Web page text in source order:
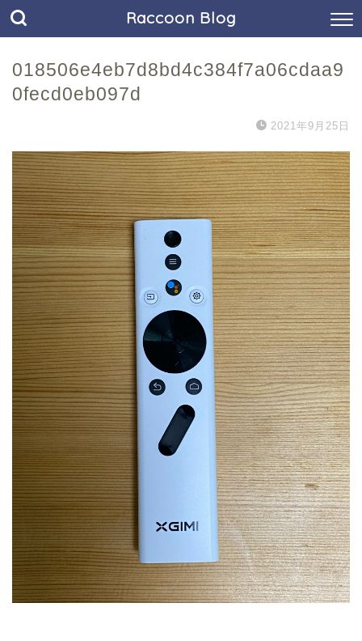
Raccoon Blog
018506e4eb7d8bd4c384f7a06cdaa9
0fecd0eb097d
2021年9月25日